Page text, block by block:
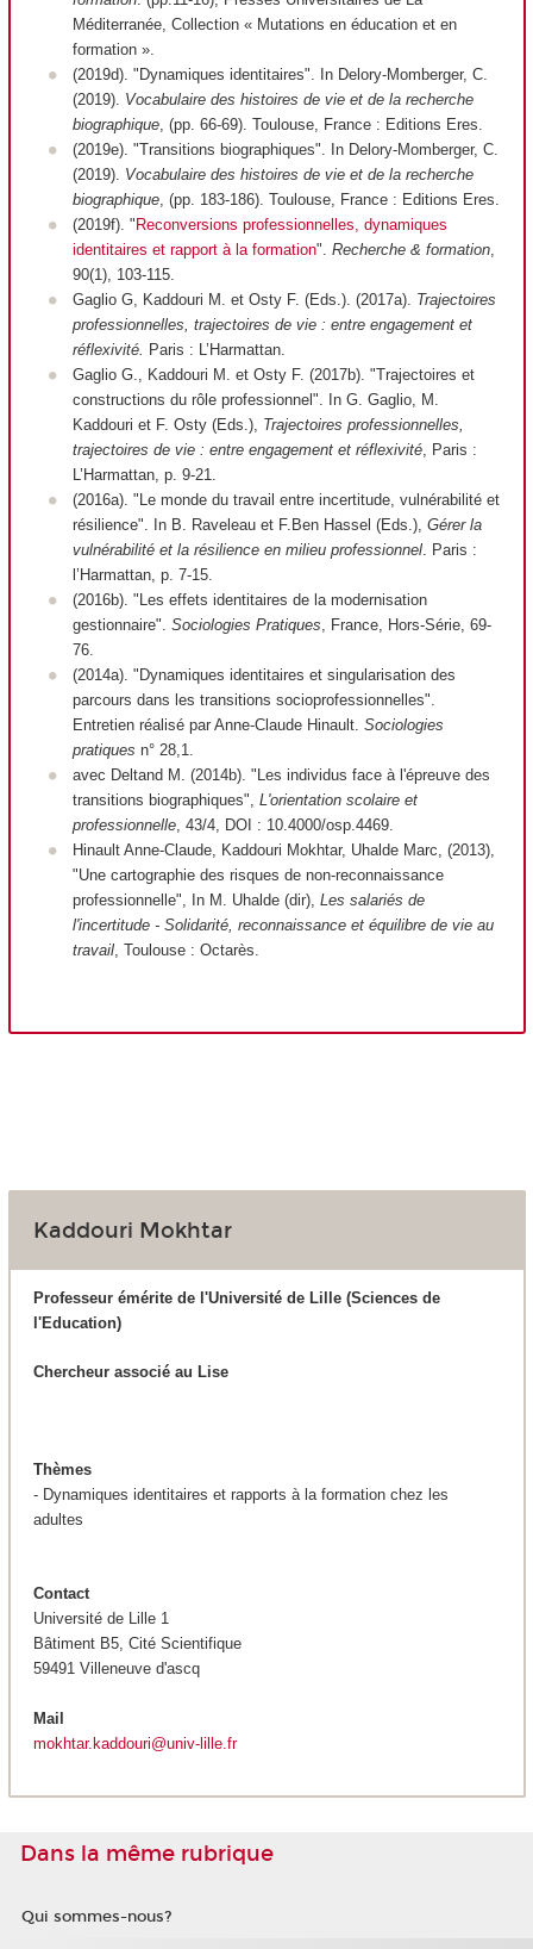
Méditerranée, Collection « Mutations en éducation et en
formation ».
(2019d). "Dynamiques identitaires". In Delory-Momberger, C.
(2019). Vocabulaire des histoires de vie et de la recherche
biographique, (pp. 66-69). Toulouse, France : Editions Eres.
(2019e). "Transitions biographiques". In Delory-Momberger, C.
(2019). Vocabulaire des histoires de vie et de la recherche
biographique, (pp. 183-186). Toulouse, France : Editions Eres.
(2019f). "Reconversions professionnelles, dynamiques
identitaires et rapport à la formation". Recherche & formation,
90(1), 103-115.
Gaglio G, Kaddouri M. et Osty F. (Eds.). (2017a). Trajectoires
professionnelles, trajectoires de vie : entre engagement et
réflexivité. Paris : L’Harmattan.
Gaglio G., Kaddouri M. et Osty F. (2017b). "Trajectoires et
constructions du rôle professionnel". In G. Gaglio, M.
Kaddouri et F. Osty (Eds.), Trajectoires professionnelles,
trajectoires de vie : entre engagement et réflexivité, Paris :
L’Harmattan, p. 9-21.
(2016a). "Le monde du travail entre incertitude, vulnérabilité et
résilience". In B. Raveleau et F.Ben Hassel (Eds.), Gérer la
vulnérabilité et la résilience en milieu professionnel. Paris :
l’Harmattan, p. 7-15.
(2016b). "Les effets identitaires de la modernisation
gestionnaire". Sociologies Pratiques , France, Hors-Série, 69-
76.
(2014a). "Dynamiques identitaires et singularisation des
parcours dans les transitions socioprofessionnelles".
Entretienréalisé par Anne-Claude Hinault. Sociologies
pratiques n° 28,1.
avec Deltand M. (2014b). "Les individus face à l'épreuve des
transitions biographiques", L'orientation scolaire et
professionnelle, 43/4, DOI : 10.4000/osp.4469.
Hinault Anne-Claude, Kaddouri Mokhtar, Uhalde Marc, (2013),
"Une cartographie des risques de non-reconnaissance
professionnelle", In M. Uhalde (dir), Les salariés de
l'incertitude - Solidarité, reconnaissance et équilibre de vie au
travail, Toulouse : Octarès.
Kaddouri Mokhtar
Professeur émérite de l'Université de Lille (Sciences de
l'Education)
Chercheur associé au Lise
Thèmes
- Dynamiques identitaires et rapports à la formation chez les
adultes
Contact
Université de Lille 1
Bâtiment B5, Cité Scientifique
59491 Villeneuve d'ascq
Mail
mokhtar.kaddouri@univ-lille.fr
Dans la même rubrique
Qui sommes-nous?